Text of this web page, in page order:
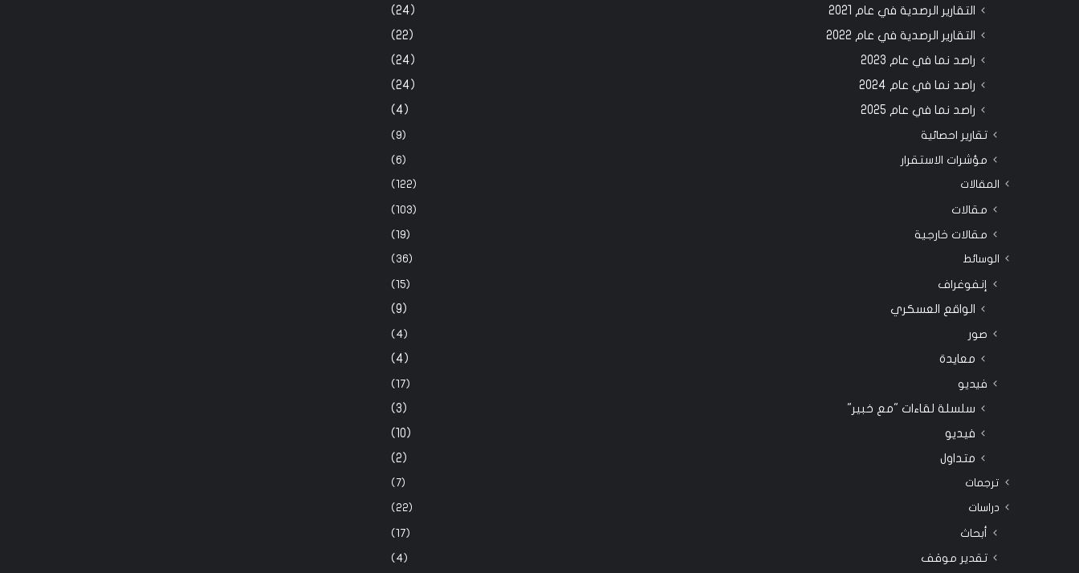
التقارير الرصدية في عام 2021
(24)
التقارير الرصدية في عام 2022
(22)
راصد نما في عام 2023
(24)
راصد نما في عام 2024
(24)
راصد نما في عام 2025
(4)
تقارير احصائية (9)
مؤشرات الاستقرار (6)
المقالات (122)
مقالات (103)
مقالات خارجية (19)
الوسائط (36)
إنفوغراف (15)
الواقع العسكري (9)
صور (4)
معايدة (4)
فيديو (17)
سلسلة لقاءات "مع خبير"
(3)
فيديو
(10)
متداول
(2)
ترجمات (7)
دراسات (22)
أبحاث (17)
تقدير موقف (4)